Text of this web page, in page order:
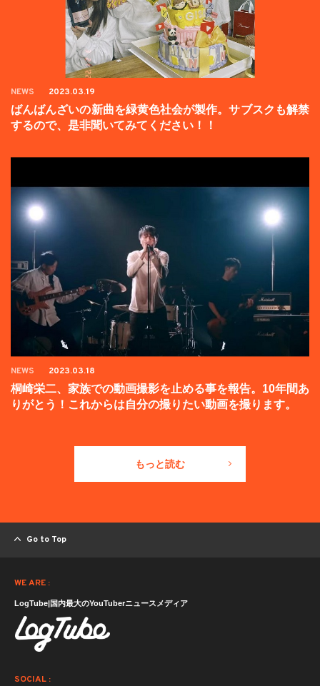
NEWS 2023.03.19
ばんばんざいの新曲を緑黄色社会が製作。サブスクも解禁
するので、是非聞いてみてください！！
NEWS 2023.03.18
桐崎栄二、家族での動画撮影を止める事を報告。10年間あ
りがとう！これからは自分の撮りたい動画を撮ります。
もっと読む
Go to Top
WE ARE :
LogTube|国内最大のYouTuberニュースメディア
SOCIAL :